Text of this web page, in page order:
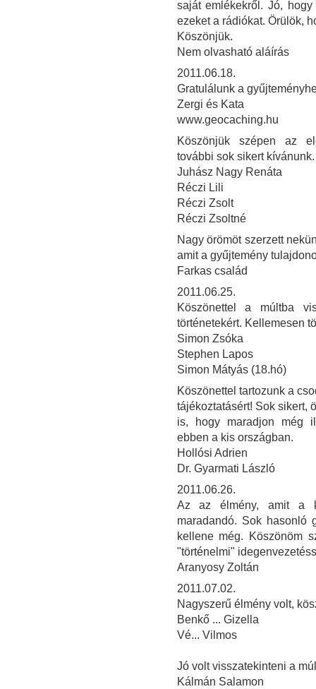
saját emlékekről. Jó,
ezeket a rádiókat. Örülök,
Köszönjük.
Nem olvasható aláírás
2011.06.18.
Gratulálunk a
Zergi és Kata
www.geocaching.hu
Köszönjük szépen az
további sok sikert kívánunk.
Juhász Nagy Renáta
Réczi Lili
Réczi Zsolt
Réczi Zsoltné
Nagy örömöt szerzett
amit a gyűjtemény
Farkas család
2011.06.25.
Köszönettel a múltba
történetekért. Kellemesen
Simon Zsóka
Stephen Lapos
Simon Mátyás (18.hó)
Köszönettel tartozunk a
tájékoztatásért! Sok sikert,
is, hogy maradjon még
ebben a kis országban.
Hollósi Adrien
Dr. Gyarmati László
2011.06.26.
Az az élmény, amit a
maradandó. Sok hasonló
kellene még. Köszönöm
"történelmi"
Aranyosy Zoltán
2011.07.02.
Nagyszerű élmény volt,
Benkő ... Gizella
Vé... Vilmos
Jó volt visszatekinteni a
Kálmán Salamon